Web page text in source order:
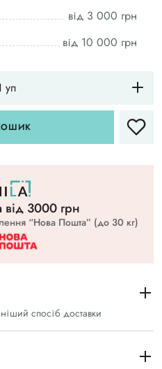
від 3 000 грн
від 10 000 грн
вiд 3000 грн
“Нова Пошта” (до 30 кг)
спосіб доставки